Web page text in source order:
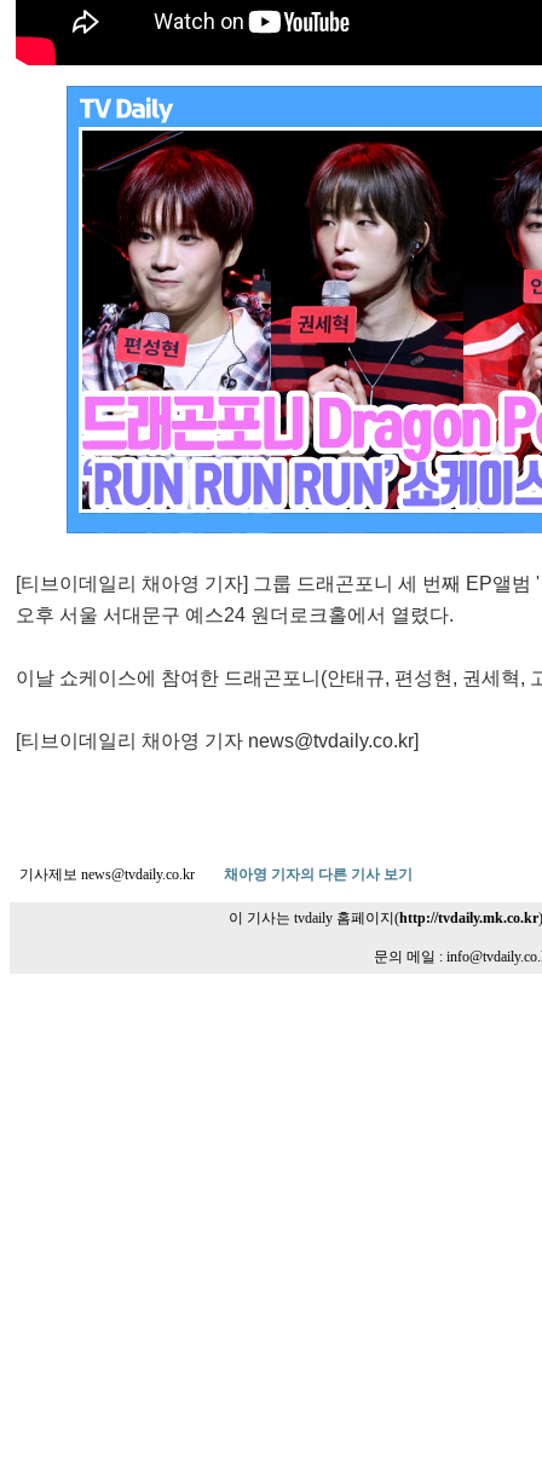
[티브이데일리 채아영 기자] 그룹 드래곤포니 세 번째 EP앨
오후 서울 서대문구 예스24 원더로크홀에서 열렸다.
이날 쇼케이스에 참여한 드래곤포니(안태규, 편성현, 권세혁,
[티브이데일리 채아영 기자 news@tvdaily.co.kr]
기사제보 news@tvdaily.co.kr 채아영 기자의 다른 기사 보기
이 기사는 tvdaily 홈페이지(http://tvdaily.mk.co.kr
문의 메일 :